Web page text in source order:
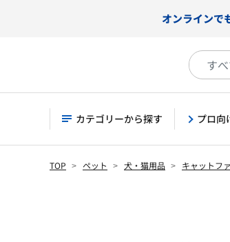
オンラインで
カテゴリーから探す プロ向
TOP ペット 犬・猫用品 キャットフ